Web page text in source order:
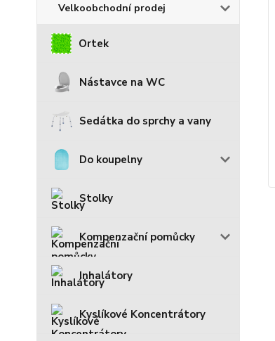
Velkoobchodní prodej
Ortek
Nástavce na WC
Sedátka do sprchy a vany
Do koupelny
Stolky
Kompenzační pomůcky
Inhalátory
Kyslíkové Koncentrátory